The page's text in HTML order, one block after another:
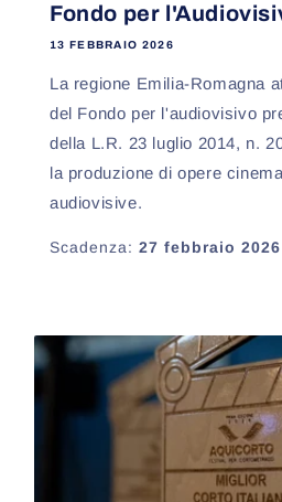
Fondo per
13 FEBBRAIO 2026
La regione Emilia-Romagna
del Fondo per l'audiovisivo
della L.R. 23 luglio 2014, n.
la produzione di opere
audiovisive.
Scadenza: 27 febbraio 2026